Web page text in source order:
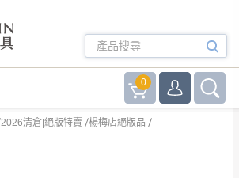
0
2026清倉|絕版特賣
楊梅店絕版品